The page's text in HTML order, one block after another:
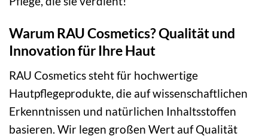
Warum RAU Cosmetics? Qualität und
Innovation für Ihre Haut
RAU Cosmetics steht für hochwertige
Hautpflegeprodukte, die auf wissenschaftlichen
Erkenntnissen und natürlichen Inhaltsstoffen
basieren. Wir legen großen Wert auf Qualität